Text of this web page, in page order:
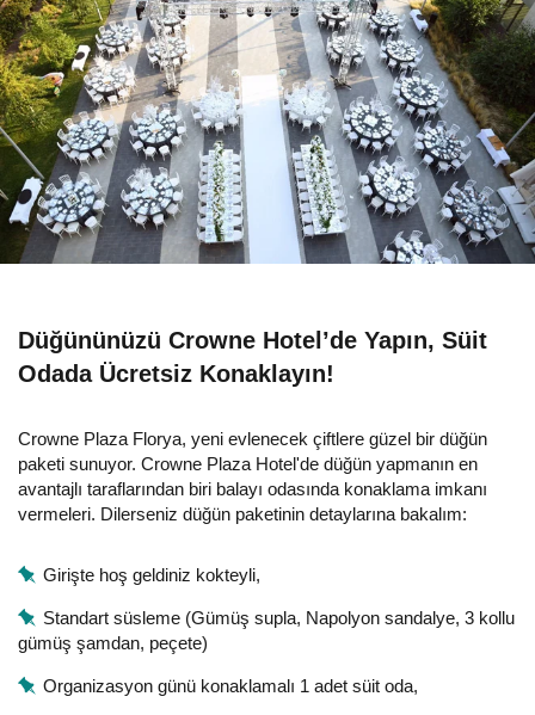
Düğününüzü Crowne Hotel’de Yapın, Süit
Odada Ücretsiz Konaklayın!
Crowne Plaza Florya, yeni evlenecek çiftlere güzel bir düğün
paketi sunuyor. Crowne Plaza Hotel'de düğün yapmanın en
avantajlı taraflarından biri balayı odasında konaklama imkanı
vermeleri. Dilerseniz düğün paketinin detaylarına bakalım:
Girişte hoş geldiniz kokteyli,
Standart süsleme (Gümüş supla, Napolyon sandalye, 3 kollu
gümüş şamdan, peçete)
Organizasyon günü konaklamalı 1 adet süit oda,